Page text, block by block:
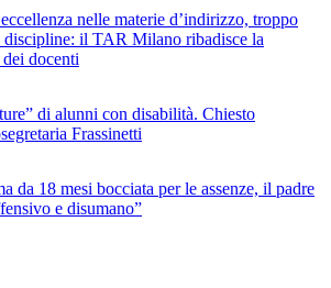
nelle materie d’indirizzo, troppo
discipline: il TAR Milano ribadisce la
docenti
di alunni con disabilità. Chiesto
Frassinetti
da 18 mesi bocciata per le assenze, il padre
e disumano”